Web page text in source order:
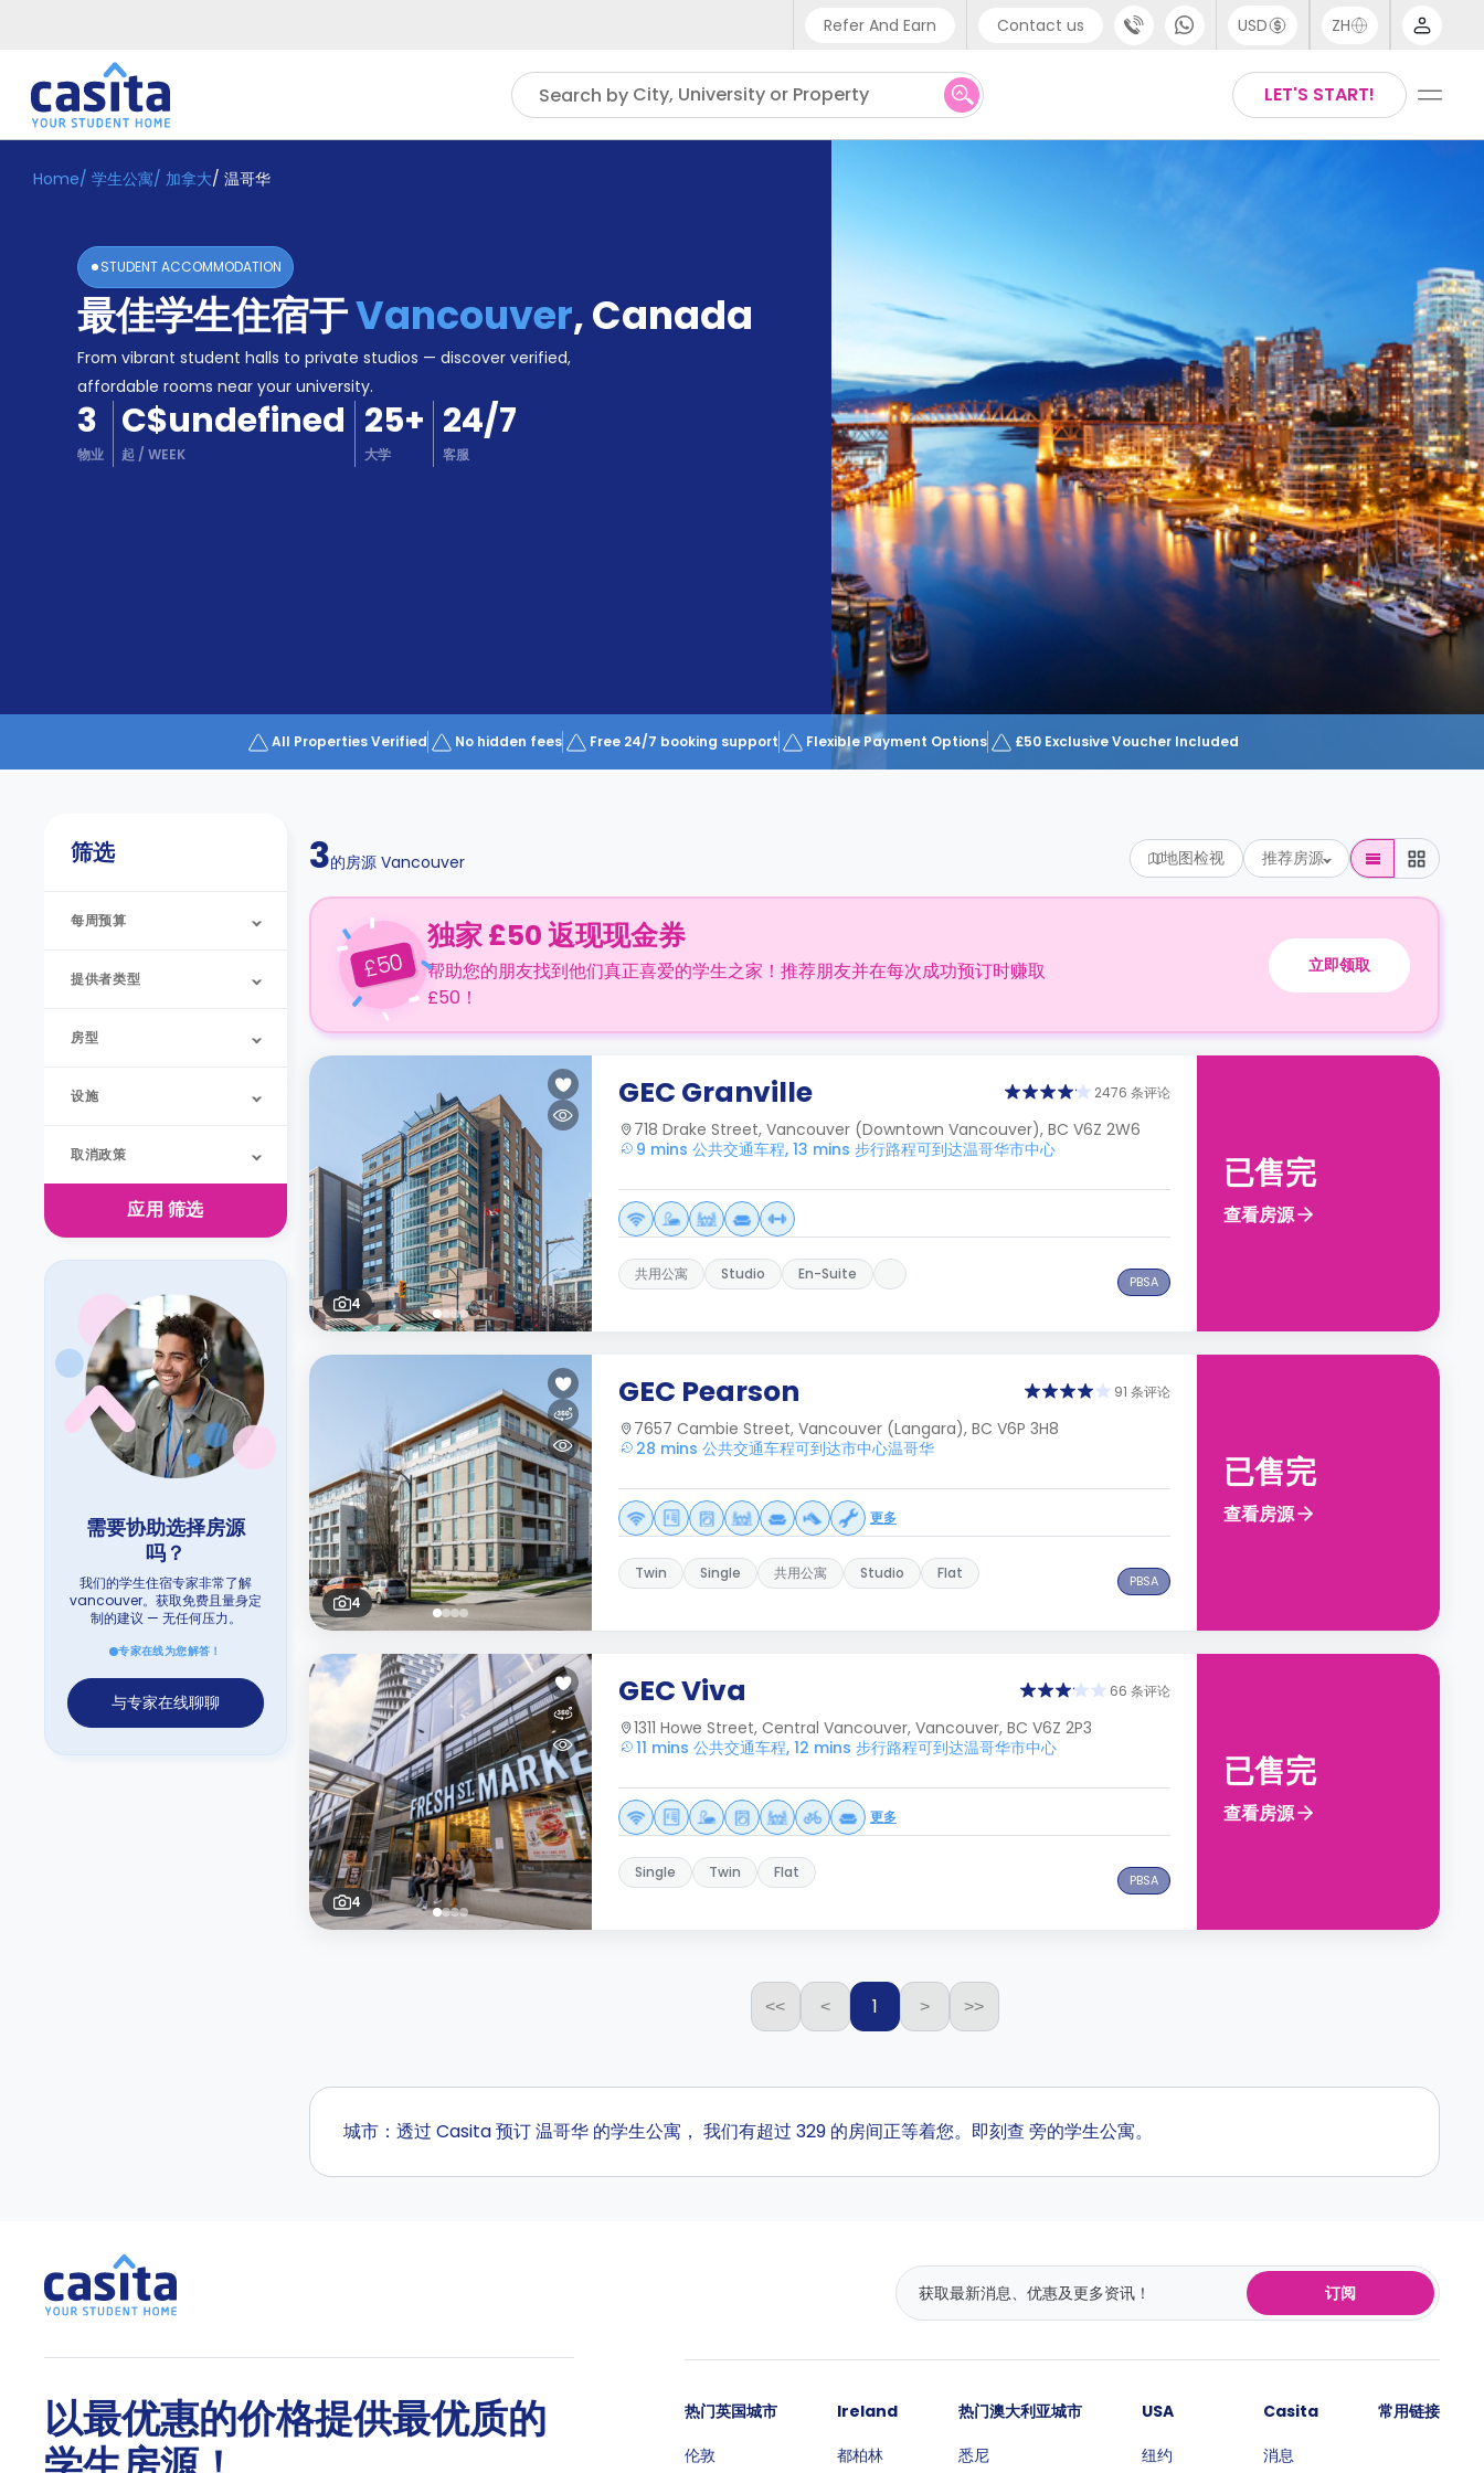
Refer And Earn Contact us
Phone support
UK - +44 (0) 20 3871 8666
USD ZH
LET'S START!
Search by City, University or Property
Home/ 学生公寓/ 加拿大/ 温哥华
STUDENT ACCOMMODATION
最佳学生住宿于Vancouver,Canada
From vibrant student halls to private studios — discover verified,
affordable rooms near your university.
3
物业
C$undefined
起 /WEEK
25+
大学
24/7
客服
All Properties Verified No hidden fees Free 24/7 booking support Flexible Payment Options £50 Exclusive Voucher Included
筛选
每周预算
提供者类型
房型
设施
取消政策
应用 筛选
需要协助选择房源
吗？
我们的学生住宿专家非常了解
vancouver。获取免费且量身定
制的建议 — 无任何压力。
专家在线为您解答！
与专家在线聊聊
3的房源 Vancouver 地图检视 推荐房源
£50
独家 £50 返现现金券
帮助您的朋友找到他们真正喜爱的学生之家！推荐朋友并在每次成功预订时赚取
£50！
立即领取
4
GEC Granville 2476 条评论
718 Drake Street, Vancouver (Downtown Vancouver), BC V6Z 2W6
9 mins 公共交通车程, 13 mins 步行路程可到达温哥华市中心
共用公寓 Studio En-Suite PBSA
已售完
查看房源
4
GEC Pearson 91 条评论
7657 Cambie Street, Vancouver (Langara), BC V6P 3H8
28 mins 公共交通车程可到达市中心温哥华
更多
Twin Single 共用公寓 Studio Flat PBSA
已售完
查看房源
4
GEC Viva 66 条评论
1311 Howe Street, Central Vancouver, Vancouver, BC V6Z 2P3
11 mins 公共交通车程, 12 mins 步行路程可到达温哥华市中心
更多
Single Twin Flat PBSA
已售完
查看房源
<< < 1 > >>
城市：透过 Casita 预订 温哥华 的学生公寓， 我们有超过 329 的房间正等着您。即刻查 旁的学生公寓。
订阅
以最优惠的价格提供最优质的
热门英国城市
伦敦
Ireland
都柏林
热门澳大利亚城市
悉尼
USA
纽约
Casita
消息
常用链接